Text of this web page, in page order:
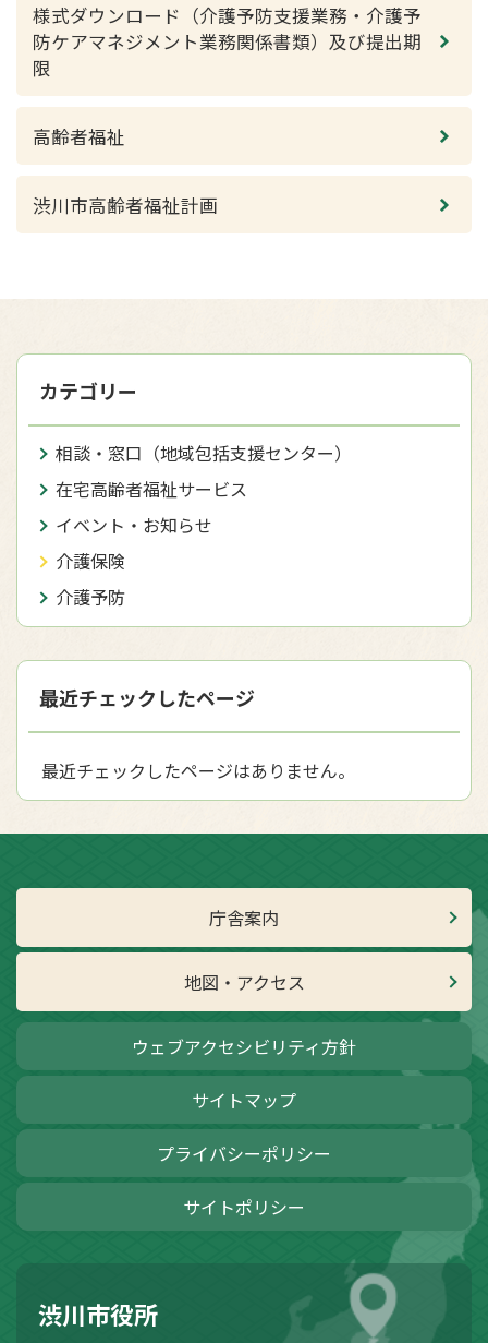
様式ダウンロード（介護予防支援業務・介護予
防ケアマネジメント業務関係書類）及び提出期
限
高齢者福祉
渋川市高齢者福祉計画
カテゴリー
相談・窓口（地域包括支援センター）
在宅高齢者福祉サービス
イベント・お知らせ
介護保険
介護予防
最近チェックしたページ
最近チェックしたページはありません。
庁舎案内
地図・アクセス
ウェブアクセシビリティ方針
サイトマップ
プライバシーポリシー
サイトポリシー
渋川市役所